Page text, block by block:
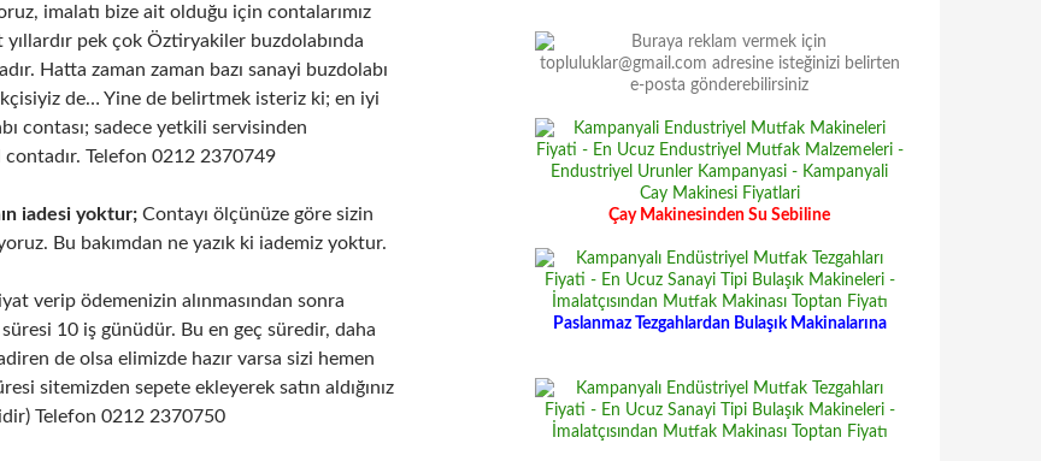
imalatı bize ait olduğu için contalarımız
pek çok Öztiryakiler buzdolabında
Hatta zaman zaman bazı sanayi buzdolabı
de… Yine de belirtmek isteriz ki; en iyi
contası; sadece yetkili servisinden
Telefon 0212 2370749
iadesi yoktur; Contayı ölçünüze göre sizin
Bu bakımdan ne yazık ki iademiz yoktur.
verip ödemenizin alınmasından sonra
10 iş günüdür. Bu en geç süredir, daha
de olsa elimizde hazır varsa sizi hemen
sitemizden sepete ekleyerek satın aldığınız
Telefon 0212 2370750
Çay Makinesinden Su Sebiline
Paslanmaz Tezgahlardan Bulaşık Makinalarına